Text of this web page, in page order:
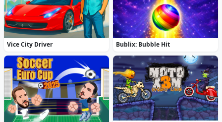
Vice City Driver Bublix: Bubble Hit